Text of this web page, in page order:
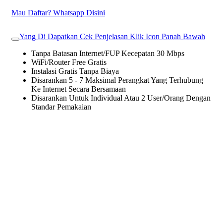
Mau Daftar? Whatsapp Disini
Yang Di Dapatkan Cek Penjelasan Klik Icon Panah Bawah
Tanpa Batasan Internet/FUP Kecepatan 30 Mbps
WiFi/Router Free Gratis
Instalasi Gratis Tanpa Biaya
Disarankan 5 - 7 Maksimal Perangkat Yang Terhubung
Ke Internet Secara Bersamaan
Disarankan Untuk Individual Atau 2 User/Orang Dengan
Standar Pemakaian